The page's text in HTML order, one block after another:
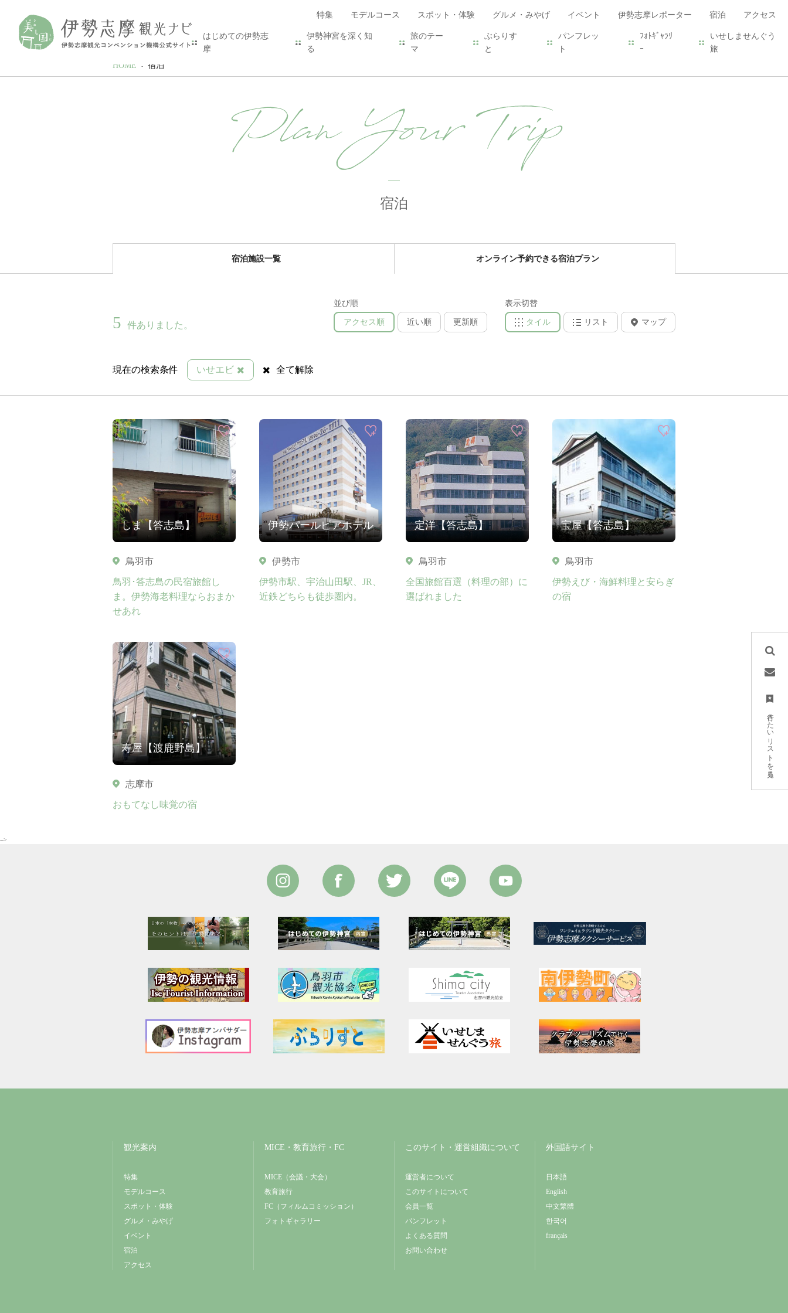
特集 モデルコース スポット・体験 グルメ・みやげ イベント 伊勢志摩レポーター 宿泊 アクセス
はじめての伊勢志
摩
伊勢神宮を深く知
る
旅のテー
マ
ぶらりす
と
パンフレッ
ト
ﾌｫﾄｷﾞｬﾗﾘ
ｰ
いせしませんぐう
旅
行きたいリストを見る
HOME 宿泊
Plan Your Trip
宿泊
宿泊施設一覧 オンライン予約できる宿泊プラン
5 件ありました。
並び順
アクセス順 近い順 更新順
表示切替
タイル リスト マップ
現在の検索条件 いせエビ 全て解除
しま【答志島】
鳥羽市
鳥羽･答志島の民宿旅館し
ま。伊勢海老料理ならおまか
せあれ
伊勢パールピアホテル
伊勢市
伊勢市駅、宇治山田駅、JR、
近鉄どちらも徒歩圏内。
定洋【答志島】
鳥羽市
全国旅館百選（料理の部）に
選ばれました
宝屋【答志島】
鳥羽市
伊勢えび・海鮮料理と安らぎ
の宿
寿屋【渡鹿野島】
志摩市
おもてなし味覚の宿
-->
観光案内
特集
モデルコース
スポット・体験
グルメ・みやげ
イベント
宿泊
アクセス
MICE・教育旅行・FC
MICE（会議・大会）
教育旅行
FC（フィルムコミッション）
フォトギャラリー
このサイト・運営組織について
運営者について
このサイトについて
会員一覧
パンフレット
よくある質問
お問い合わせ
外国語サイト
日本語
English
中文繁體
한국어
français